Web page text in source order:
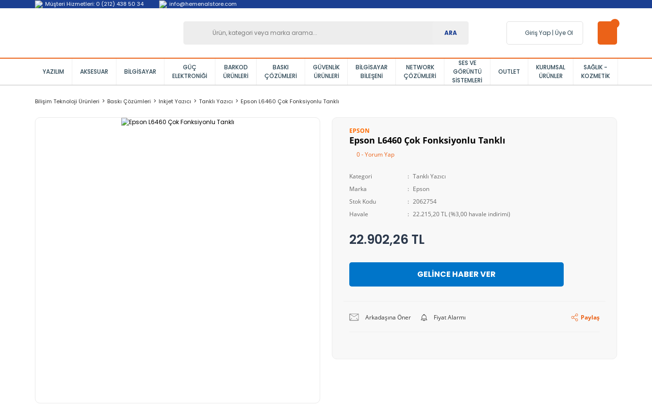
Müşteri Hizmetleri: 0 (212) 438 50 34 info@hemenalstore.com
ARA Giriş Yap | Üye Ol
YAZILIM AKSESUAR BILGISAYAR
GÜÇ
ELEKTRONIĞI
BARKOD
ÜRÜNLERI
BASKI
ÇÖZÜMLERI
GÜVENLIK
ÜRÜNLERI
BILGISAYAR
BILEŞENI
NETWORK
ÇÖZÜMLERI
SES VE
GÖRÜNTÜ
SISTEMLERI
OUTLET
KURUMSAL
ÜRÜNLER
SAĞLIK -
KOZMETIK
Bilişim Teknoloji Ürünleri Baskı Çözümleri Inkjet Yazıcı Tanklı Yazıcı Epson L6460 Çok Fonksiyonlu Tanklı
EPSON
Epson L6460 Çok Fonksiyonlu Tanklı
0 - Yorum Yap
Kategori
Tanklı Yazıcı
Marka
Epson
Stok Kodu
2062754
Havale
22.215,20 TL (%3,00 havale indirimi)
22.902,26 TL
GELİNCE HABER VER
Arkadaşına Öner Fiyat Alarmı Paylaş